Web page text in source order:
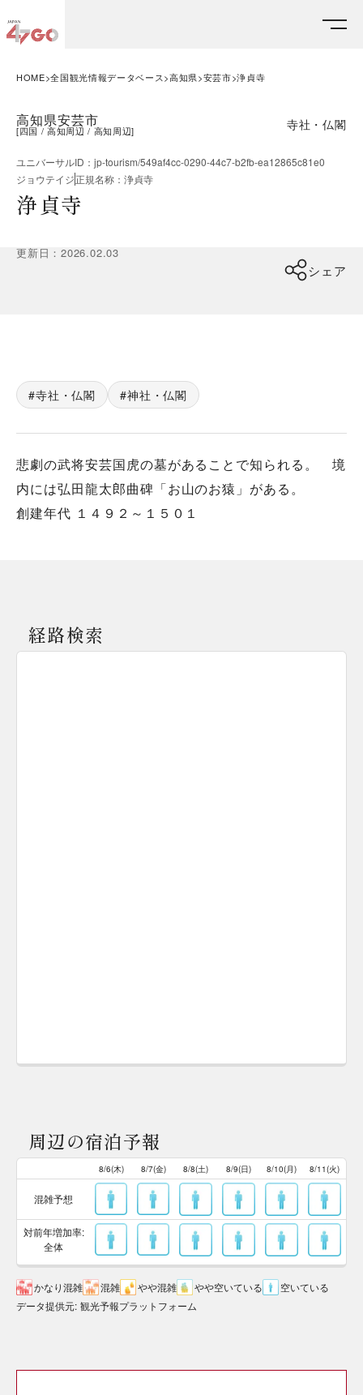
HOME 全国観光情報データベース 高知県 安芸市 浄貞寺
高知県安芸市
[四国 高知周辺 高知周辺] 寺社・仏閣
ユニバーサルID ： jp-tourism/549af4cc-0290-44c7-b2fb-ea12865c81e0
ジョウテイジ正規名称 ： 浄貞寺
浄貞寺
更新日 ：2026.02.03
シェア
寺社・仏閣 神社・仏閣
悲劇の武将安芸国虎の墓があることで知られる。 境
内には弘田龍太郎曲碑「お山のお猿」がある。
創建年代 １４９２～１５０１
経路検索
周辺の宿泊予報
8/6(木) 8/7(金) 8/8(土) 8/9(日) 8/10(月) 8/11(火)
混雑予想
対前年増加率:
全体
かなり混雑 混雑 やや混雑 やや空いている
空いている
データ提供元: 観光予報プラットフォーム